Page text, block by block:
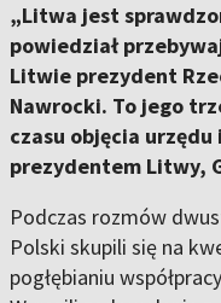
„Litwa jest
powiedział
Litwie prezydent
Nawrocki. To jego
czasu objęcia
prezydentem Litwy,
Podczas rozmów
Polski skupili się na
pogłębianiu